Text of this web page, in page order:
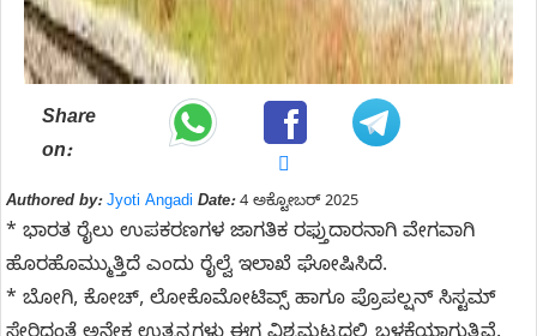
Share
on:
Authored by: Jyoti Angadi Date:4 ಅಕ್ಟೋಬರ್ 2025
* ಭಾರತ ರೈಲು ಉಪಕರಣಗಳ ಜಾಗತಿಕ ರಫ್ತುದಾರನಾಗಿ ವೇಗವಾಗಿ
ಹೊರಹೊಮ್ಮುತ್ತಿದೆ ಎಂದು ರೈಲ್ವೆ ಇಲಾಖೆ ಘೋಷಿಸಿದೆ.
* ಬೋಗಿ, ಕೋಚ್‌, ಲೋಕೊಮೋಟಿವ್ಸ್‌ ಹಾಗೂ ಪ್ರೊಪಲ್ಷನ್‌ ಸಿಸ್ಟಮ್‌